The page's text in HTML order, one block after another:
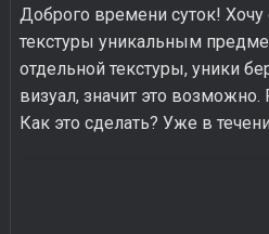
Доброго времени суток!
текстуры уникальным
отдельной текстуры, уники
визуал, значит это
Как это сделать? Уже в